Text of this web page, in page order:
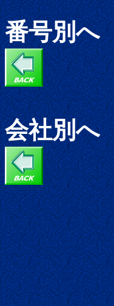
番号別へ
会社別へ